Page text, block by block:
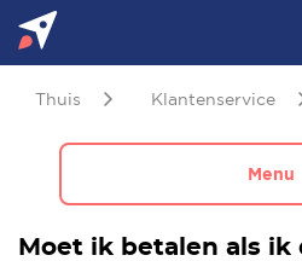
Thuis Klantenservice
Menu
Moet ik betalen als ik